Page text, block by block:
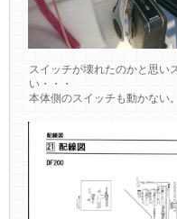
スイッチが壊れたのかと思い
い・・・
本体側のスイッチも動かない